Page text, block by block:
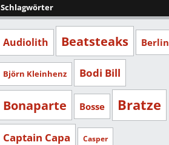
Schlagwörter
Audiolith Beatsteaks Berlin
Björn Kleinhenz Bodi Bill
Bonaparte Bosse Bratze
Captain Capa Casper